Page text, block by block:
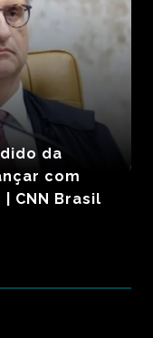
da
com
CNN Brasil